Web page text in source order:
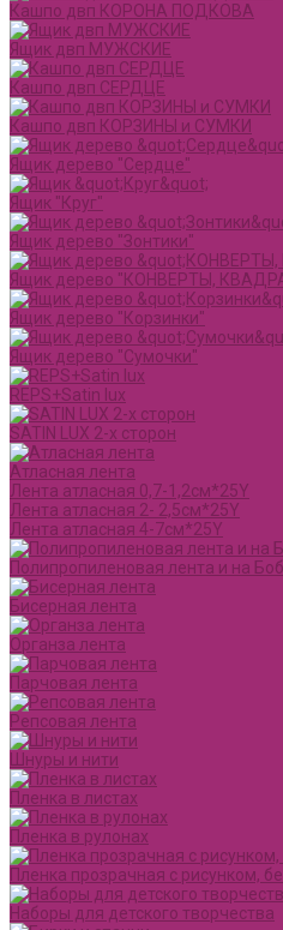
Кашпо двп КОРОНА ПОДКОВА
Ящик двп МУЖСКИЕ
Кашпо двп СЕРДЦЕ
Кашпо двп КОРЗИНЫ и СУМКИ
Ящик дерево "Сердце"
Ящик "Круг"
Ящик дерево "Зонтики"
Ящик дерево "КОНВЕРТЫ,
Ящик дерево "Корзинки"
Ящик дерево "Сумочки"
REPS+Satin lux
SATIN LUX 2-х сторон
Атласная лента
Лента атласная 0,7-1,2см*25Y
Лента атласная 2- 2,5см*25Y
Лента атласная 4-7см*25Y
Полипропиленовая лента и на
Бисерная лента
Органза лента
Парчовая лента
Репсовая лента
Шнуры и нити
Пленка в листах
Пленка в рулонах
Пленка прозрачная с рисунком,
Наборы для детского творчества